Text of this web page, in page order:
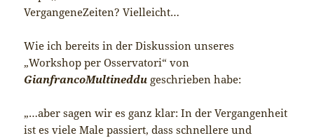
VergangeneZeiten? Vielleicht…
Wie ich bereits in der Diskussion unseres
„Workshop per Osservatori“ von
GianfrancoMultineddu geschrieben habe:
„…aber sagen wir es ganz klar: In der Vergangenheit
ist es viele Male passiert, dass schnellere und